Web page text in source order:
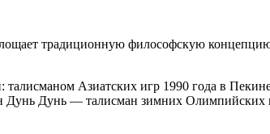
традиционную философскую
талисманом Азиатских игр 1990 года в
Дунь — талисман зимних Олимпийских